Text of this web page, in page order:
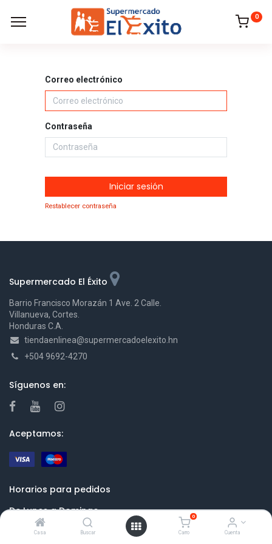
Casa Buscar
0
Carro Cuenta
0
Correo electrónico
Contraseña
Iniciar sesión
Restablecer contraseña
Supermercado El Éxito
Barrio Francisco Morazán 1 Ave. 2 Calle.
Villanueva, Cortes.
Honduras C.A.
tiendaenlinea@supermercadoelexito.hn
+504 9692-4270
Síguenos en:
Aceptamos:
Horarios para pedidos
De Lunes a Domingo
De 8:00 am - 3:30 pm